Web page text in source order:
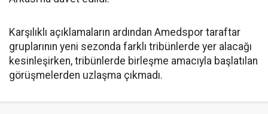
Karşılıklı açıklamaların ardından Amedspor taraftar
gruplarının yeni sezonda farklı tribünlerde yer alacağı
kesinleşirken, tribünlerde birleşme amacıyla başlatılan
görüşmelerden uzlaşma çıkmadı.